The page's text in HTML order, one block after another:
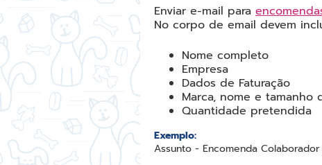
Enviar e-mail para
No corpo de email devem
Nome completo
Empresa
Dados de Faturação
Marca, nome e
Quantidade pretendida
Exemplo:
Assunto - Encomenda